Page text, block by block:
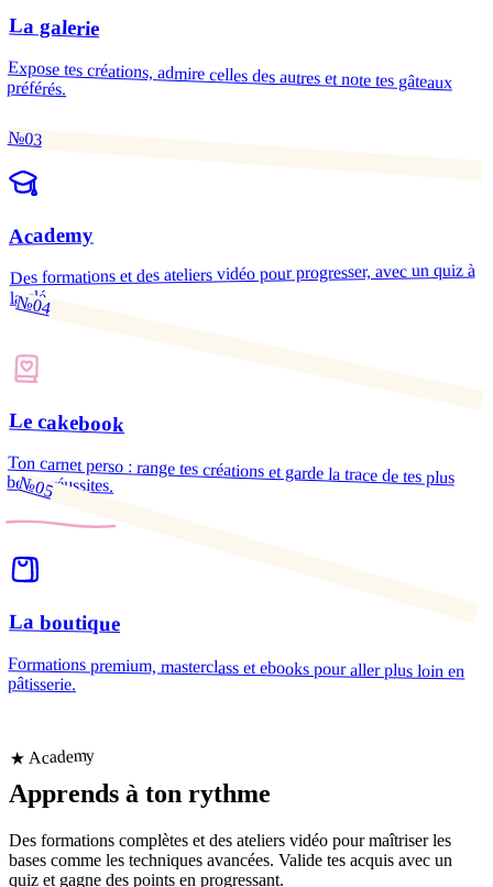
La galerie
Expose tes créations, admire celles des autres et note tes gâteaux
préférés.
№03
Academy
Des formations et des ateliers vidéo pour progresser, avec un quiz à
la clé.
№04
Le cakebook
Ton carnet perso : range tes créations et garde la trace de tes plus
belles réussites.
№05
La boutique
Formations premium, masterclass et ebooks pour aller plus loin en
pâtisserie.
★ Academy
Apprends à ton rythme
Des formations complètes et des ateliers vidéo pour maîtriser les
bases comme les techniques avancées. Valide tes acquis avec un
quiz et gagne des points en progressant.